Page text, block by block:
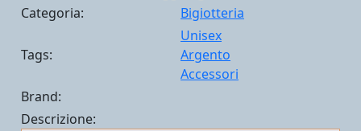
Categoria:
Bigiotteria
Tags:
Unisex
Argento
Accessori
Brand:
Descrizione: